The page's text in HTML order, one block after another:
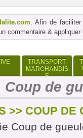
. Afin de
commentaire & appliquer
TRANSPORT
MARCHANDIS
E
Coup de
>> COUP DE
Coup de